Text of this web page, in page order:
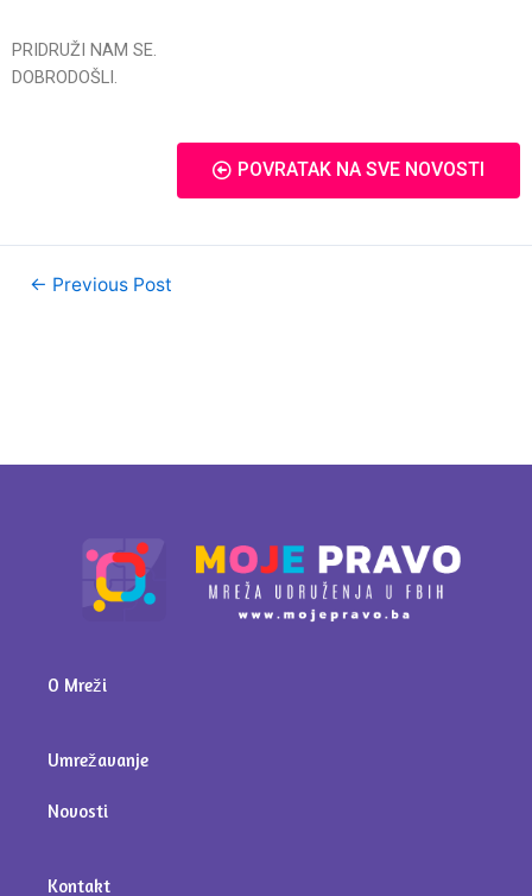
PRIDRUŽI NAM SE.
DOBRODOŠLI.
POVRATAK NA SVE NOVOSTI
← Previous Post
O Mreži
Umrežavanje
Novosti
Kontakt